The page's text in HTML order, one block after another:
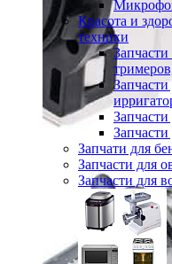
Красота и
техники
Запчати для
Запчасти для
Запчасти для